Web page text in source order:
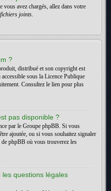
avez chargés, allez dans votre
joints.
?
distribué et son copyright est
accessible sous la Licence Publique
Consultez le lien pour plus
pas disponible ?
par le Groupe phpBB. Si vous
ajoutée, ou si vous souhaitez signaler
de phpBB où vous trouverez les
questions légales